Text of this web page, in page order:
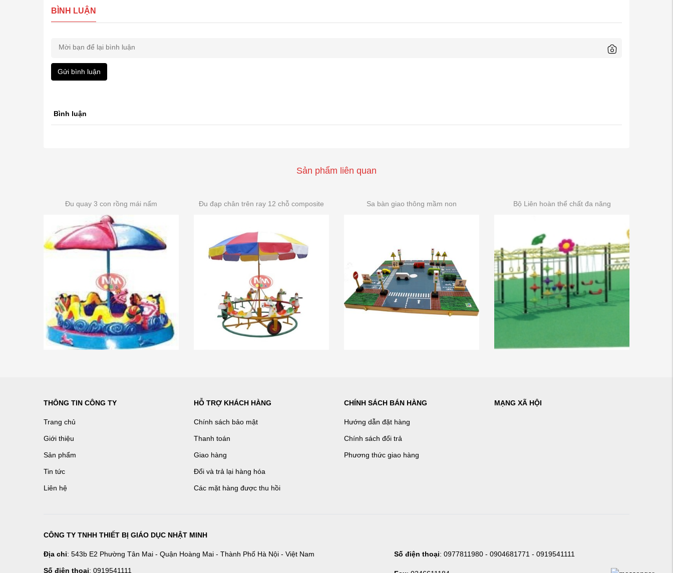
BÌNH LUẬN
Gửi bình luận
Bình luận
Sản phẩm liên quan
Đu quay 3 con rồng mái nấm Đu đạp chân trên ray 12 chỗ composite Sa bàn giao thông mầm non Bộ Liên hoàn thể chất đa năng
THÔNG TIN CÔNG TY
Trang chủ
Giới thiệu
Sản phẩm
Tin tức
Liên hệ
HỖ TRỢ KHÁCH HÀNG
Chính sách bảo mật
Thanh toán
Giao hàng
Đổi và trả lại hàng hóa
Các mặt hàng được thu hồi
CHÍNH SÁCH BÁN HÀNG
Hướng dẫn đặt hàng
Chính sách đổi trả
Phương thức giao hàng
MẠNG XÃ HỘI
CÔNG TY TNHH THIẾT BỊ GIÁO DỤC NHẬT MINH
Địa chỉ: 543b E2 Phường Tân Mai - Quận Hoàng Mai - Thành Phố Hà Nội - Việt Nam
Số điện thoại: 0919541111
Số điện thoại: 0977811980 - 0904681771 - 0919541111